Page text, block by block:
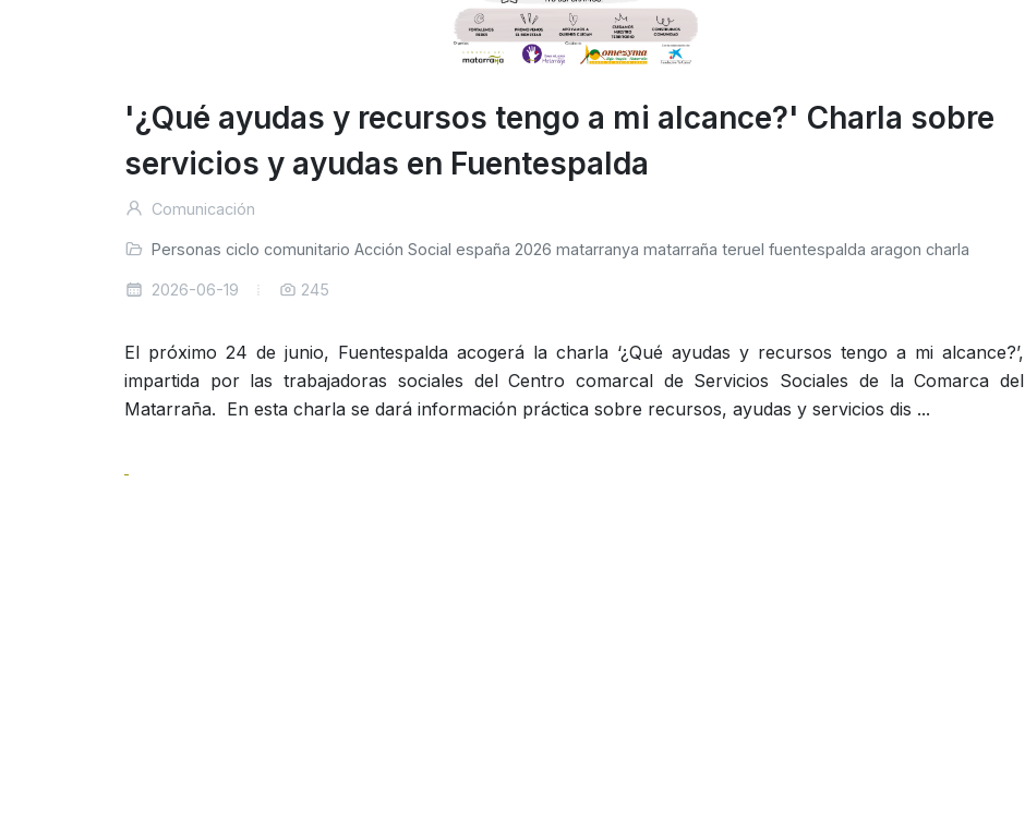
'¿Qué ayudas y recursos tengo a mi alcance?' Charla sobre
servicios y ayudas en Fuentespalda
Comunicación
Personas ciclo comunitario Acción Social españa 2026 matarranya matarraña teruel fuentespalda aragon charla
2026-06-19 245
El próximo 24 de junio, Fuentespalda acogerá la charla ‘¿Qué ayudas y recursos tengo a mi alcance?’,
impartida por las trabajadoras sociales del Centro comarcal de Servicios Sociales de la Comarca del
Matarraña. En esta charla se dará información práctica sobre recursos, ayudas y servicios dis ...